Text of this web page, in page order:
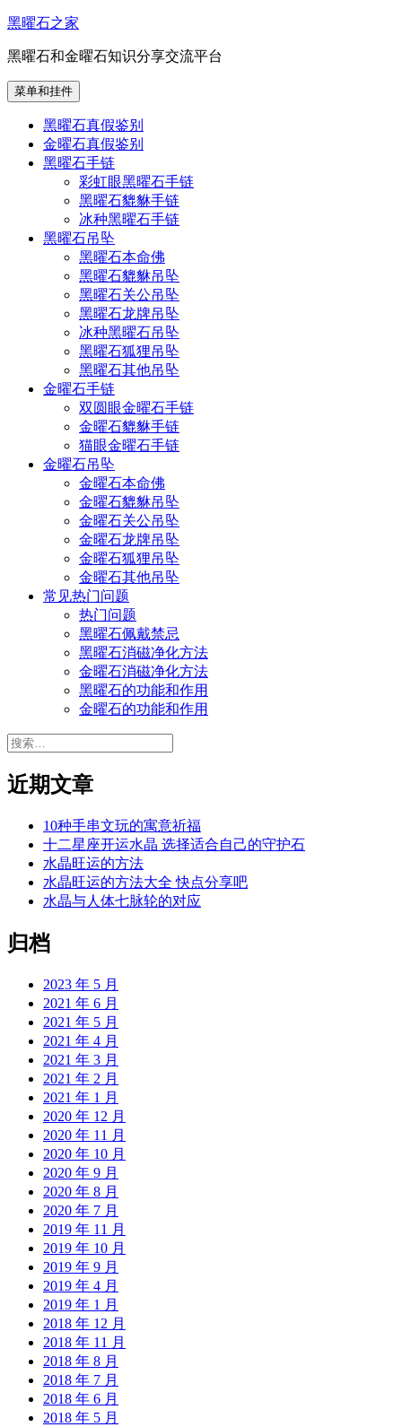
跳
内
容
黑曜石之家
黑曜石和金曜石知识分享交流平台
菜单和挂件
黑曜石真假鉴别
金曜石真假鉴别
黑曜石手链
彩虹眼黑曜石手链
黑曜石貔貅手链
冰种黑曜石手链
黑曜石吊坠
黑曜石本命佛
黑曜石貔貅吊坠
黑曜石关公吊坠
黑曜石龙牌吊坠
冰种黑曜石吊坠
黑曜石狐狸吊坠
黑曜石其他吊坠
金曜石手链
双圆眼金曜石手链
金曜石貔貅手链
猫眼金曜石手链
金曜石吊坠
金曜石本命佛
金曜石貔貅吊坠
金曜石关公吊坠
金曜石龙牌吊坠
金曜石狐狸吊坠
金曜石其他吊坠
常见热门问题
热门问题
黑曜石佩戴禁忌
黑曜石消磁净化方法
金曜石消磁净化方法
黑曜石的功能和作用
金曜石的功能和作用
搜
近期文章
10种手串文玩的寓意祈福
十二星座开运水晶 选择适合自己的守护石
水晶旺运的方法
水晶旺运的方法大全 快点分享吧
水晶与人体七脉轮的对应
归档
2023 年 5 月
2021 年 6 月
2021 年 5 月
2021 年 4 月
2021 年 3 月
2021 年 2 月
2021 年 1 月
2020 年 12 月
2020 年 11 月
2020 年 10 月
2020 年 9 月
2020 年 8 月
2020 年 7 月
2019 年 11 月
2019 年 10 月
2019 年 9 月
2019 年 4 月
2019 年 1 月
2018 年 12 月
2018 年 11 月
2018 年 8 月
2018 年 7 月
2018 年 6 月
2018 年 5 月